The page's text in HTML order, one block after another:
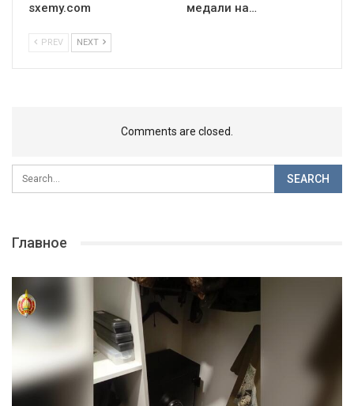
sxemy.com
медали на…
PREV NEXT
Comments are closed.
Главное